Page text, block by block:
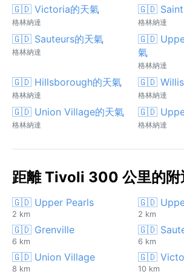
🇬🇩 Victoria的天氣
格林納達
🇬🇩 Saint
格林納達
🇬🇩 Sauteurs的天氣
格林納達
🇬🇩
氣
格林納達
🇬🇩 Hillsborough的天氣
格林納達
🇬🇩 Willis
格林納達
🇬🇩 Union Village的天氣
格林納達
🇬🇩
格林納達
距離 Tivoli 300 公里的附
🇬🇩 Upper Pearls
2 km
🇬🇩
2 km
🇬🇩 Grenville
6 km
🇬🇩
6 km
🇬🇩 Union Village
8 km
🇬🇩
10 km